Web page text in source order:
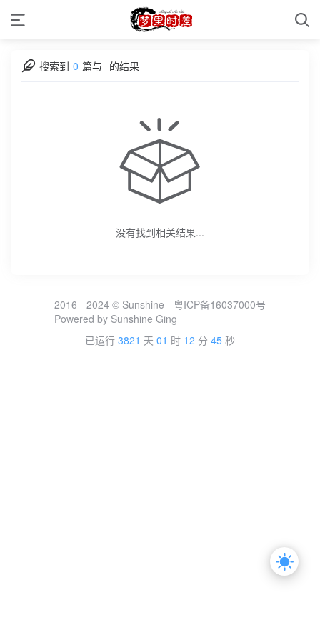
搜索到 0 篇与 的结果
没有找到相关结果...
2016 - 2024 © Sunshine - 粤ICP备16037000号
Powered by Sunshine Ging
已运行 3821 天 01 时 12 分 46 秒